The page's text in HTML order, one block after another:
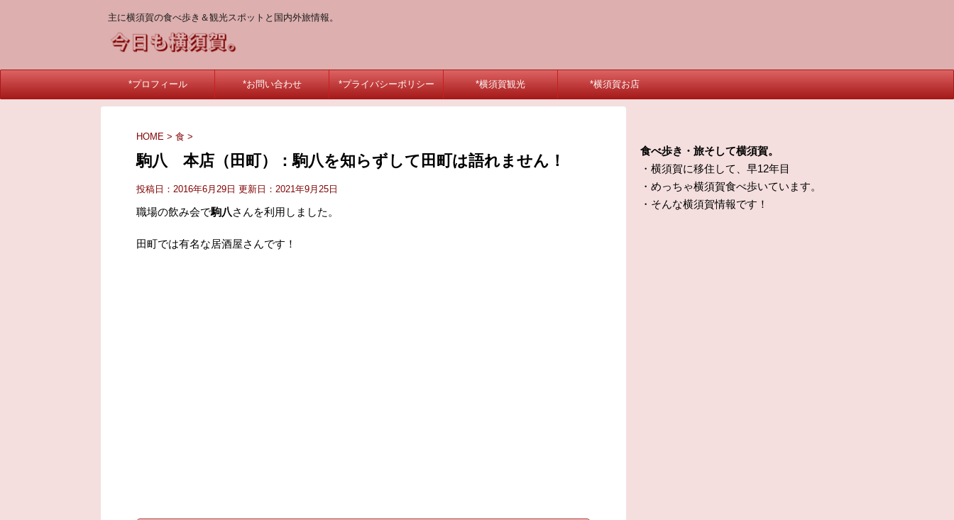
主に横須賀の食べ歩き＆観光スポットと国内外旅情報。
*プロフィール *お問い合わせ *プライバシーポリシー *横須賀観光 *横須賀お店
HOME > 食 >
駒八 本店（田町）：駒八を知らずして田町は語れません！
投稿日：2016年6月29日 更新日： 2021年9月25日
職場の飲み会で駒八さんを利用しました。
田町では有名な居酒屋さんです！
食べ歩き・旅そして横須賀。
・横須賀に移住して、早12年目
・めっちゃ横須賀食べ歩いています。
・そんな横須賀情報です！